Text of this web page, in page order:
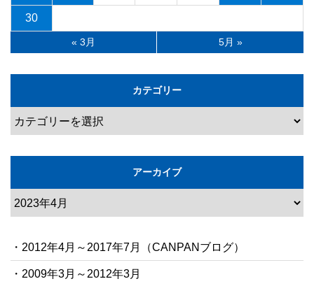
30
« 3月 5月 »
カテゴリー
アーカイブ
・2012年4月～2017年7月（CANPANブログ）
・2009年3月～2012年3月